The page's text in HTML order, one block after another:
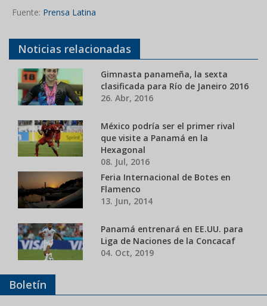
Fuente: Prensa Latina
Noticias relacionadas
Gimnasta panameña, la sexta
clasificada para Río de Janeiro 2016
26. Abr, 2016
México podría ser el primer rival
que visite a Panamá en la
Hexagonal
08. Jul, 2016
Feria Internacional de Botes en
Flamenco
13. Jun, 2014
Panamá entrenará en EE.UU. para
Liga de Naciones de la Concacaf
04. Oct, 2019
Boletín